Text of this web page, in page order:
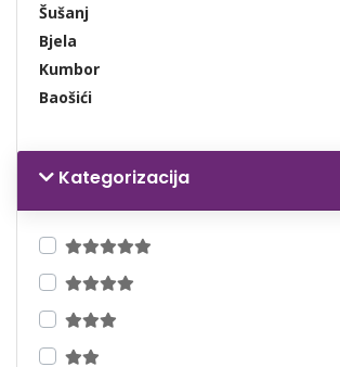
Šušanj
Bjela
Kumbor
Baošići
Kategorizacija